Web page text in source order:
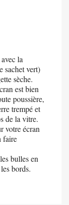
la
sachet vert)
sèche.
est bien
poussière,
trempé et
de la vitre.
votre écran
faire
bulles en
bords.